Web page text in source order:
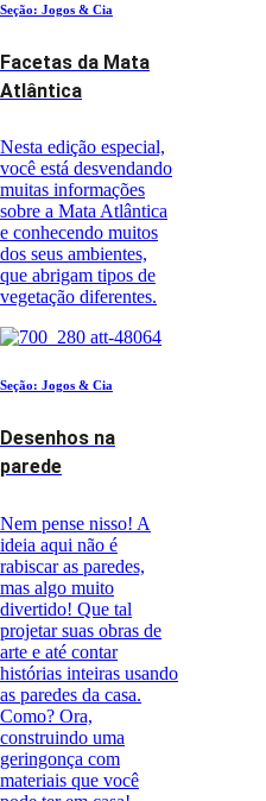
Seção: Jogos & Cia
Facetas da Mata
Atlântica
Nesta edição especial,
você está desvendando
muitas informações
sobre a Mata Atlântica
e conhecendo muitos
dos seus ambientes,
que abrigam tipos de
vegetação diferentes.
Seção: Jogos & Cia
Desenhos na
parede
Nem pense nisso! A
ideia aqui não é
rabiscar as paredes,
mas algo muito
divertido! Que tal
projetar suas obras de
arte e até contar
histórias inteiras usando
as paredes da casa.
Como? Ora,
construindo uma
geringonça com
materiais que você